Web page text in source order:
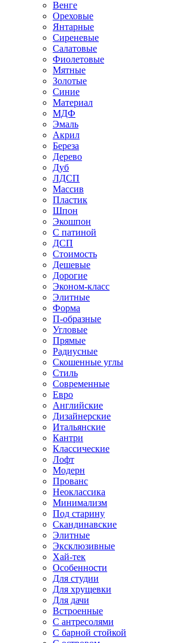
Венге
Ореховые
Янтарные
Сиреневые
Салатовые
Фиолетовые
Мятные
Золотые
Синие
Материал
МДФ
Эмаль
Акрил
Береза
Дерево
Дуб
ЛДСП
Массив
Пластик
Шпон
Экошпон
С патиной
ДСП
Стоимость
Дешевые
Дорогие
Эконом-класс
Элитные
Форма
П-образные
Угловые
Прямые
Радиусные
Скошенные углы
Стиль
Современные
Евро
Английские
Дизайнерские
Итальянские
Кантри
Классические
Лофт
Модерн
Прованс
Неоклассика
Минимализм
Под старину
Скандинавские
Элитные
Эксклюзивные
Хай-тек
Особенности
Для студии
Для хрущевки
Для дачи
Встроенные
С антресолями
С барной стойкой